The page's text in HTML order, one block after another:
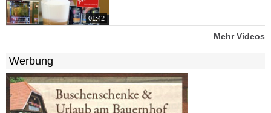
01:42
Mehr Videos
Werbung